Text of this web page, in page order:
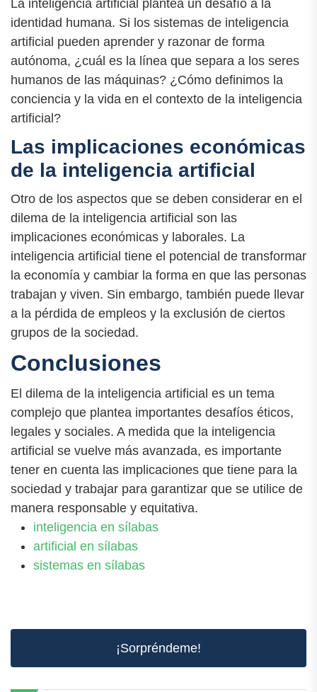
La inteligencia artificial plantea un desafío a la
identidad humana. Si los sistemas de inteligencia
artificial pueden aprender y razonar de forma
autónoma, ¿cuál es la línea que separa a los seres
humanos de las máquinas? ¿Cómo definimos la
conciencia y la vida en el contexto de la inteligencia
artificial?
Las implicaciones económicas
de la inteligencia artificial
Otro de los aspectos que se deben considerar en el
dilema de la inteligencia artificial son las
implicaciones económicas y laborales. La
inteligencia artificial tiene el potencial de transformar
la economía y cambiar la forma en que las personas
trabajan y viven. Sin embargo, también puede llevar
a la pérdida de empleos y la exclusión de ciertos
grupos de la sociedad.
Conclusiones
El dilema de la inteligencia artificial es un tema
complejo que plantea importantes desafíos éticos,
legales y sociales. A medida que la inteligencia
artificial se vuelve más avanzada, es importante
tener en cuenta las implicaciones que tiene para la
sociedad y trabajar para garantizar que se utilice de
manera responsable y equitativa.
inteligencia en sílabas
artificial en sílabas
sistemas en sílabas
¡Sorpréndeme!